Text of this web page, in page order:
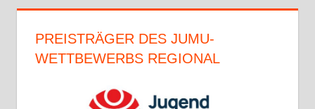
PREISTRÄGER DES JUMU-
WETTBEWERBS REGIONAL